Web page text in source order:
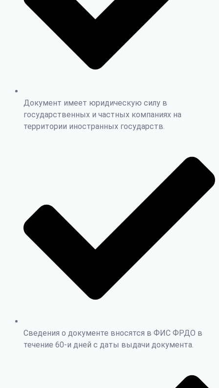
Документ имеет юридическую силу в
государственных и частных компаниях на
территории иностранных государств.
Сведения о документе вносятся в ФИС ФРДО в
течение 60-и дней с даты выдачи документа.